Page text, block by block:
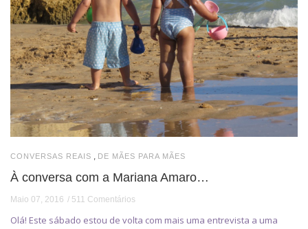
CONVERSAS REAIS DE MÃES PARA MÃES
À conversa com a Mariana Amaro…
Maio 07, 2016 511 Comentários
Olá! Este sábado estou de volta com mais uma entrevista a uma